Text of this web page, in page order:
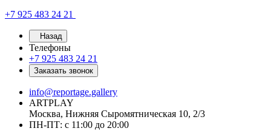
+7 925 483 24 21
Назад
Телефоны
+7 925 483 24 21
Заказать звонок
info@reportage.gallery
ARTPLAY
Москва, Нижняя Сыромятническая 10, 2/3
ПН-ПТ: с 11:00 до 20:00